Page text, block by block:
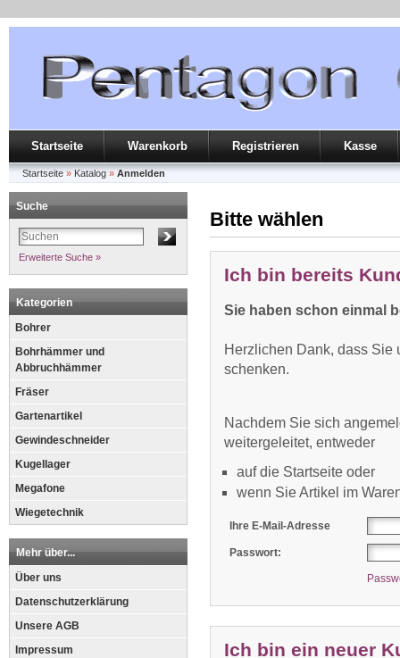
Startseite Warenkorb Registrieren Kasse
Startseite » Katalog » Anmelden
Suche
Erweiterte Suche »
Kategorien
Bohrer
Bohrhämmer und
Abbruchhämmer
Fräser
Gartenartikel
Gewindeschneider
Kugellager
Megafone
Wiegetechnik
Mehr über...
Über uns
Datenschutzerklärung
Unsere AGB
Impressum
Bitte wählen
Ich bin bereits
Sie haben schon einmal
Herzlichen Dank, dass Sie
schenken.
Nachdem Sie sich
weitergeleitet, entweder
auf die Startseite oder
wenn Sie Artikel im
Ihre E-Mail-Adresse
Passwort:
Ich bin ein neuer